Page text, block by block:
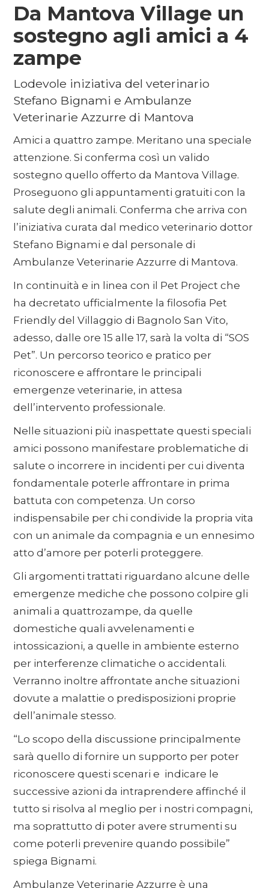
Da Mantova Village un
sostegno agli amici a 4
zampe
Lodevole iniziativa del veterinario
Stefano Bignami e Ambulanze
Veterinarie Azzurre di Mantova
Amici a quattro zampe. Meritano una speciale
attenzione. Si conferma così un valido
sostegno quello offerto da Mantova Village.
Proseguono gli appuntamenti gratuiti con la
salute degli animali. Conferma che arriva con
l’iniziativa curata dal medico veterinario dottor
Stefano Bignami e dal personale di
Ambulanze Veterinarie Azzurre di Mantova.
In continuità e in linea con il Pet Project che
ha decretato ufficialmente la filosofia Pet
Friendly del Villaggio di Bagnolo San Vito,
adesso, dalle ore 15 alle 17, sarà la volta di “SOS
Pet”. Un percorso teorico e pratico per
riconoscere e affrontare le principali
emergenze veterinarie, in attesa
dell’intervento professionale.
Nelle situazioni più inaspettate questi speciali
amici possono manifestare problematiche di
salute o incorrere in incidenti per cui diventa
fondamentale poterle affrontare in prima
battuta con competenza. Un corso
indispensabile per chi condivide la propria vita
con un animale da compagnia e un ennesimo
atto d’amore per poterli proteggere.
Gli argomenti trattati riguardano alcune delle
emergenze mediche che possono colpire gli
animali a quattrozampe, da quelle
domestiche quali avvelenamenti e
intossicazioni, a quelle in ambiente esterno
per interferenze climatiche o accidentali.
Verranno inoltre affrontate anche situazioni
dovute a malattie o predisposizioni proprie
dell’animale stesso.
“Lo scopo della discussione principalmente
sarà quello di fornire un supporto per poter
riconoscere questi scenari e indicare le
successive azioni da intraprendere affinché il
tutto si risolva al meglio per i nostri compagni,
ma soprattutto di poter avere strumenti su
come poterli prevenire quando possibile”
spiega Bignami.
Ambulanze Veterinarie Azzurre è una